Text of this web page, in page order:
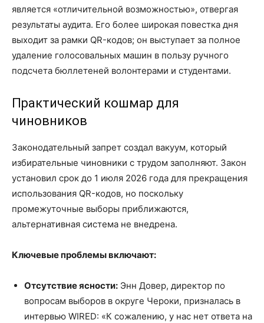
является «отличительной возможностью», отвергая
результаты аудита. Его более широкая повестка дня
выходит за рамки QR-кодов; он выступает за полное
удаление голосовальных машин в пользу ручного
подсчета бюллетеней волонтерами и студентами.
Практический кошмар для
чиновников
Законодательный запрет создал вакуум, который
избирательные чиновники с трудом заполняют. Закон
установил срок до 1 июля 2026 года для прекращения
использования QR-кодов, но поскольку
промежуточные выборы приближаются,
альтернативная система не внедрена.
Ключевые проблемы включают:
Отсутствие ясности: Энн Довер, директор по
вопросам выборов в округе Чероки, призналась в
интервью WIRED: «К сожалению, у нас нет ответа на